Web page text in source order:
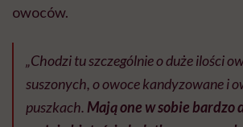
owoców.
„Chodzi tu szczególnie o duże ilości
suszonych, o owoce kandyzowane i
puszkach. Mają one w sobie bardzo